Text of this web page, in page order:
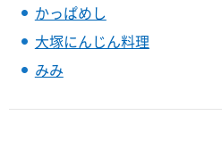
かっぱめし
大塚にんじん料理
みみ